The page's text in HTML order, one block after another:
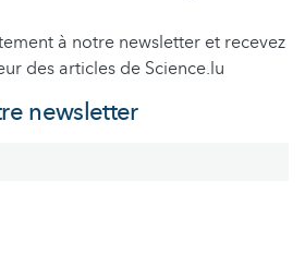
à notre newsletter et recevez
des articles de Science.lu
newsletter